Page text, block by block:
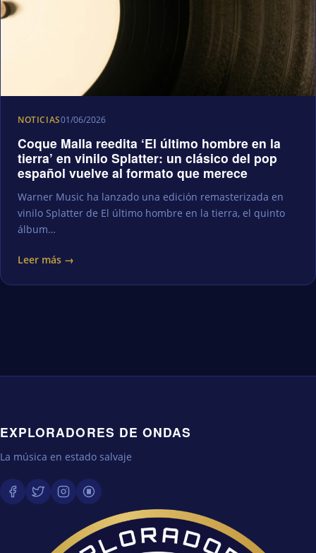
NOTICIAS01/06/2026
Coque Malla reedita ‘El último hombre en la
tierra’ en vinilo Splatter: un clásico del pop
español vuelve al formato que merece
Warner Music ha lanzado una edición remasterizada en
vinilo Splatter de El último hombre en la tierra, el quinto
álbum…
Leer más →
EXPLORADORES DE ONDAS
La música en estado salvaje